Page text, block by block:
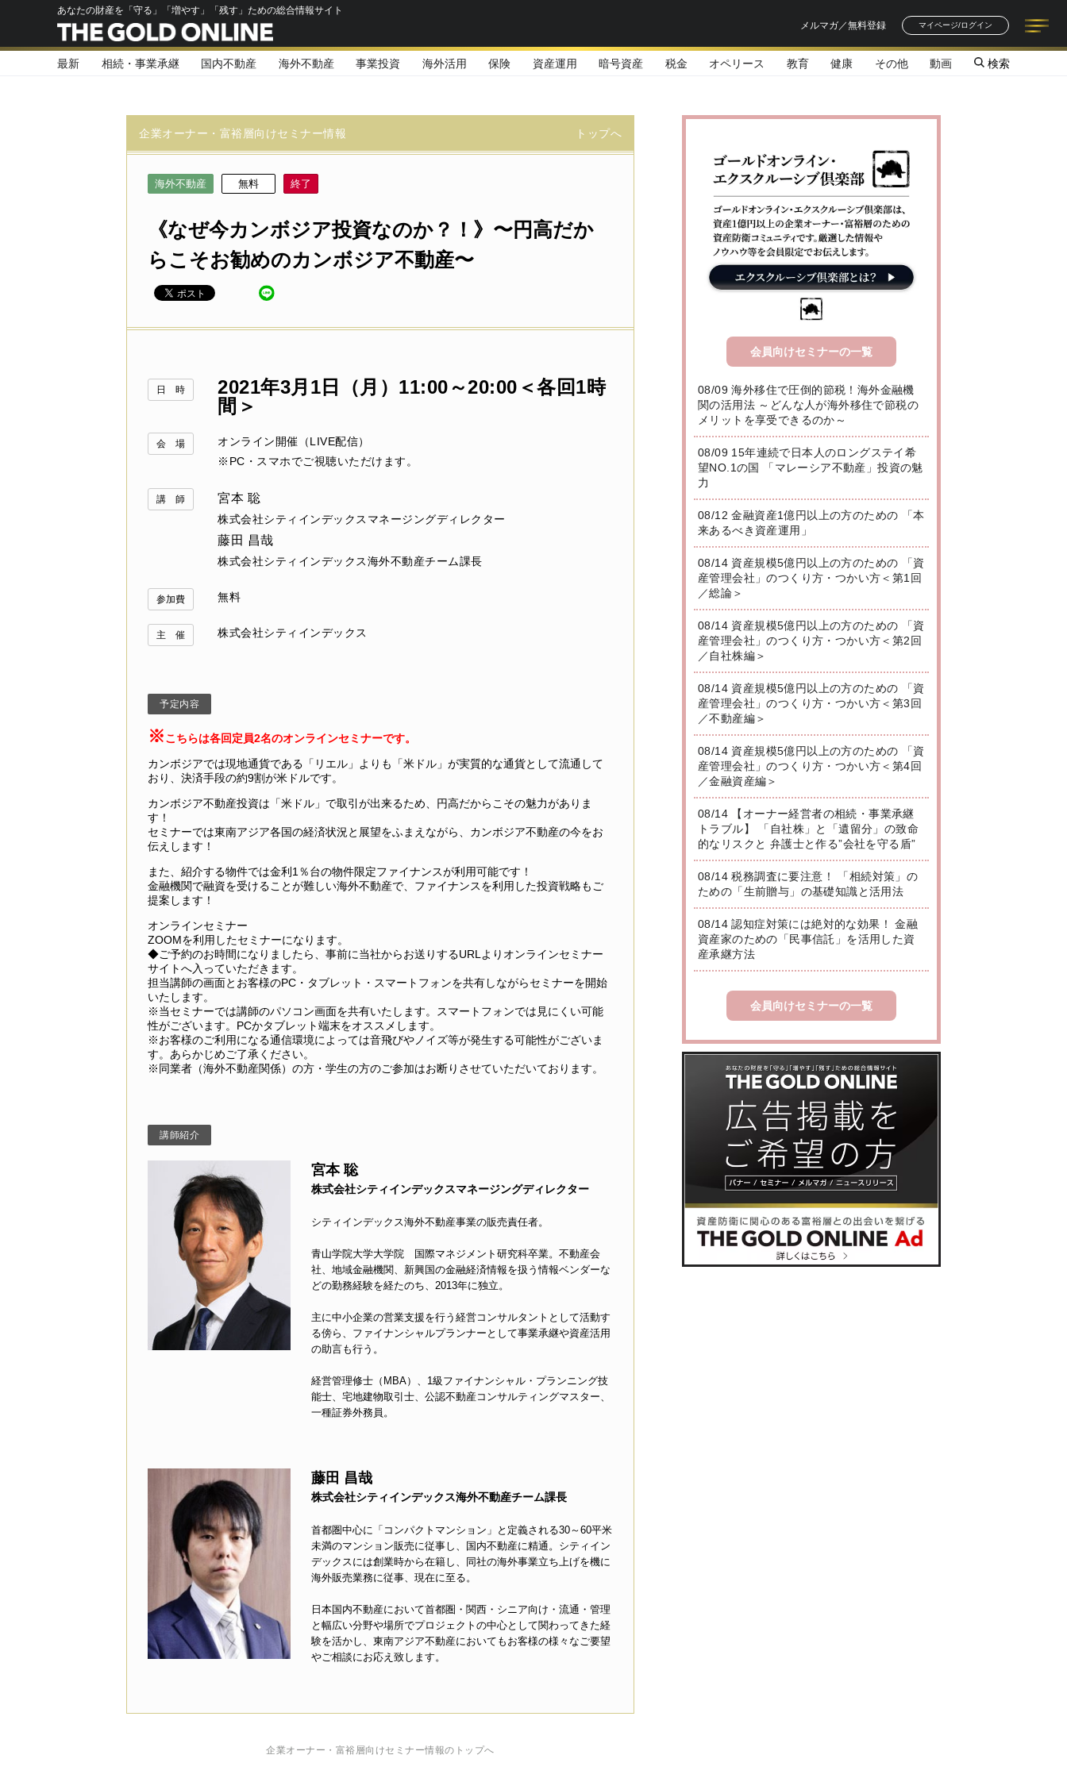
あなたの財産を「守る」「増やす」「残す」ための総合情報サイト
メルマガ／無料登録
マイページ/ログイン
記事一覧
著者一覧
最新 相続・事業承継 国内不動産 海外不動産 事業投資 海外活用 保険 資産運用 暗号資産 税金 オペリース 教育 健康 その他 動画 検索
企業オーナー・富裕層向けセミナー情報 トップへ
海外不動産 無料 終了
《なぜ今カンボジア投資なのか？！》〜円高だか
らこそお勧めのカンボジア不動産〜
日 時
2021年3月1日（月）11:00～20:00＜各回1時
間＞
会 場
オンライン開催（LIVE配信）
※PC・スマホでご視聴いただけます。
講 師 宮本 聡
株式会社シティインデックスマネージングディレクター
藤田 昌哉
株式会社シティインデックス海外不動産チーム課長
参加費 無料
主 催 株式会社シティインデックス
予定内容
※こちらは各回定員2名のオンラインセミナーです。
カンボジアでは現地通貨である「リエル」よりも「米ドル」が実質的な通貨として流通して
おり、決済手段の約9割が米ドルです。
カンボジア不動産投資は「米ドル」で取引が出来るため、円高だからこその魅力がありま
す！
セミナーでは東南アジア各国の経済状況と展望をふまえながら、カンボジア不動産の今をお
伝えします！
また、紹介する物件では金利1％台の物件限定ファイナンスが利用可能です！
金融機関で融資を受けることが難しい海外不動産で、ファイナンスを利用した投資戦略もご
提案します！
オンラインセミナー
ZOOMを利用したセミナーになります。
◆ご予約のお時間になりましたら、事前に当社からお送りするURLよりオンラインセミナー
サイトへ入っていただきます。
担当講師の画面とお客様のPC・タブレット・スマートフォンを共有しながらセミナーを開始
いたします。
※当セミナーでは講師のパソコン画面を共有いたします。スマートフォンでは見にくい可能
性がございます。PCかタブレット端末をオススメします。
※お客様のご利用になる通信環境によっては音飛びやノイズ等が発生する可能性がございま
す。あらかじめご了承ください。
※同業者（海外不動産関係）の方・学生の方のご参加はお断りさせていただいております。
講師紹介
宮本 聡
株式会社シティインデックスマネージングディレクター
シティインデックス海外不動産事業の販売責任者。
青山学院大学大学院 国際マネジメント研究科卒業。不動産会
社、地域金融機関、新興国の金融経済情報を扱う情報ベンダーな
どの勤務経験を経たのち、2013年に独立。
主に中小企業の営業支援を行う経営コンサルタントとして活動す
る傍ら、ファイナンシャルプランナーとして事業承継や資産活用
の助言も行う。
経営管理修士（MBA）、1級ファイナンシャル・プランニング技
能士、宅地建物取引士、公認不動産コンサルティングマスター、
一種証券外務員。
藤田 昌哉
株式会社シティインデックス海外不動産チーム課長
首都圏中心に「コンパクトマンション」と定義される30～60平米
未満のマンション販売に従事し、国内不動産に精通。シティイン
デックスには創業時から在籍し、同社の海外事業立ち上げを機に
海外販売業務に従事、現在に至る。
日本国内不動産において首都圏・関西・シニア向け・流通・管理
と幅広い分野や場所でプロジェクトの中心として関わってきた経
験を活かし、東南アジア不動産においてもお客様の様々なご要望
やご相談にお応え致します。
企業オーナー・富裕層向けセミナー情報のトップへ
会員向けセミナーの一覧
08/09 海外移住で圧倒的節税！海外金融機
関の活用法 ～どんな人が海外移住で節税の
メリットを享受できるのか～
08/09 15年連続で日本人のロングステイ希
望NO.1の国 「マレーシア不動産」投資の魅
力
08/12 金融資産1億円以上の方のための 「本
来あるべき資産運用」
08/14 資産規模5億円以上の方のための 「資
産管理会社」のつくり方・つかい方＜第1回
／総論＞
08/14 資産規模5億円以上の方のための 「資
産管理会社」のつくり方・つかい方＜第2回
／自社株編＞
08/14 資産規模5億円以上の方のための 「資
産管理会社」のつくり方・つかい方＜第3回
／不動産編＞
08/14 資産規模5億円以上の方のための 「資
産管理会社」のつくり方・つかい方＜第4回
／金融資産編＞
08/14 【オーナー経営者の相続・事業承継
トラブル】 「自社株」と「遺留分」の致命
的なリスクと 弁護士と作る”会社を守る盾”
08/14 税務調査に要注意！ 「相続対策」の
ための「生前贈与」の基礎知識と活用法
08/14 認知症対策には絶対的な効果！ 金融
資産家のための「民事信託」を活用した資
産承継方法
会員向けセミナーの一覧